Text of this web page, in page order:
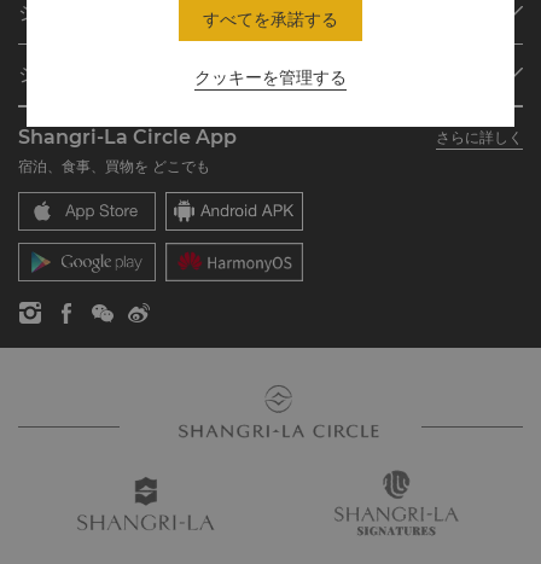
ご予約の検索
レストラン＆バー
シャングリ・ラ サークル
シャングリ・ラ サークルに入会
よくあるお問合せや質問
SLCに関するお問い合わせ
シャングリ・ラ グループ
シャングリ・ラ ブランド
シャングリ・ラ センター
レジデンス
お問い合わせ
採用情報
企業の社会的責任
ニュース
Shangri-La Circle App
さらに詳しく
宿泊、食事、買物を どこでも
クッキーを管理する
すべてを承諾する